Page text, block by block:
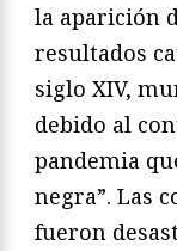
la aparición
resultados
siglo XIV,
debido al
pandemia
negra”. Las
fueron